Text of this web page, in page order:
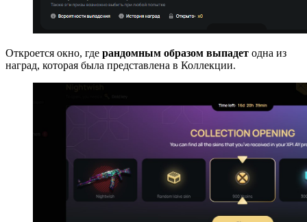
Откроется окно, где рандомным образом выпадет одна из
наград, которая была представлена в Коллекции.